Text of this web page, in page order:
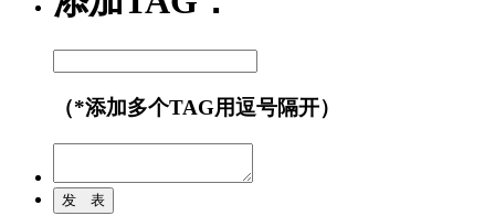
（*添加多个TAG用逗号隔开）